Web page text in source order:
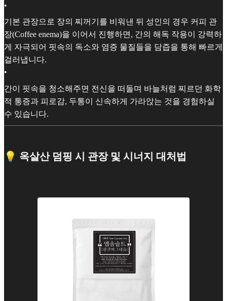
•
기본 관장으로 장의 찌꺼기를 비워낸 뒤 성인의 경우 커피 관
장(Coffee enema)을 이어서 진행하면, 간의 해독 작용이 강력하
게 자극되어 핏속의 독소와 염증 물질들을 담즙을 통해 빠르게
걸러냅니다.
•
간이 핏속을 청소해주면 전신을 떠돌며 바늘처럼 찌르던 화학
적 통증과 피로감, 두통이 신속하게 가라앉는 것을 경험하실
수 있습니다.
💡 옥살산 덤핑 시 관장 및 시너지 대처법